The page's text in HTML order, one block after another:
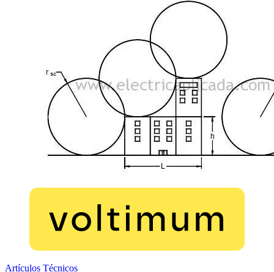
Artículos Técnicos